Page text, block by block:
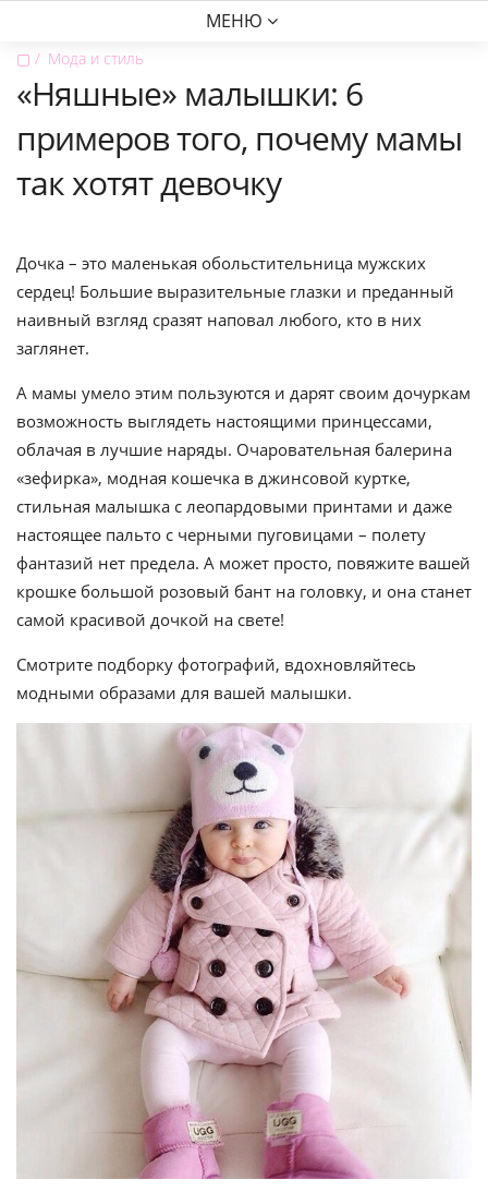
МЕНЮ
▢ Мода и стиль
«Няшные» малышки: 6
примеров того, почему мамы
так хотят девочку
Дочка – это маленькая обольстительница мужских
сердец! Большие выразительные глазки и преданный
наивный взгляд сразят наповал любого, кто в них
заглянет.
А мамы умело этим пользуются и дарят своим дочуркам
возможность выглядеть настоящими принцессами,
облачая в лучшие наряды. Очаровательная балерина
«зефирка», модная кошечка в джинсовой куртке,
стильная малышка с леопардовыми принтами и даже
настоящее пальто с черными пуговицами – полету
фантазий нет предела. А может просто, повяжите вашей
крошке большой розовый бант на головку, и она станет
самой красивой дочкой на свете!
Смотрите подборку фотографий, вдохновляйтесь
модными образами для вашей малышки.